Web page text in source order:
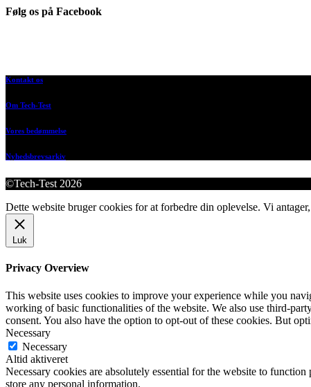
Følg os på Facebook
Kontakt os
Om Tech-Test
Vores bedømmelse
Nyhedsbrevsarkiv
©Tech-Test 2026
Dette website bruger cookies for at forbedre din oplevelse. Vi
Luk
Privacy Overview
This website uses cookies to improve your experience while you
working of basic functionalities of the website. We also use third-
consent. You also have the option to opt-out of these cookies. But
Necessary
Necessary
Altid aktiveret
Necessary cookies are absolutely essential for the website to
store any personal information.